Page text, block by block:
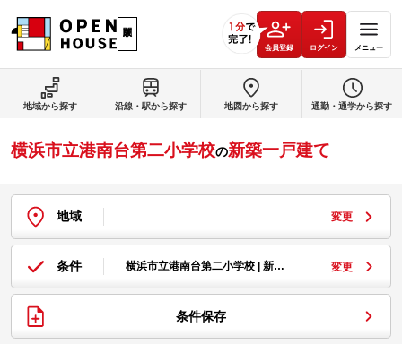
会員登録 ログイン メニュー
横浜市立港南台第二小学校の新築一戸建て
地域 変更
条件 横浜市立港南台第二小学校 | 新… 変更
条件保存
地域から探す 沿線・駅から探す 地図から探す 通勤・通学から探す